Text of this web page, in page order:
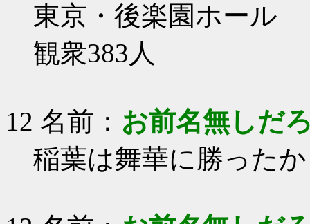
東京・後楽園ホール
観衆383人
12 名前： お前名無しだ
稲葉は舞華に勝った